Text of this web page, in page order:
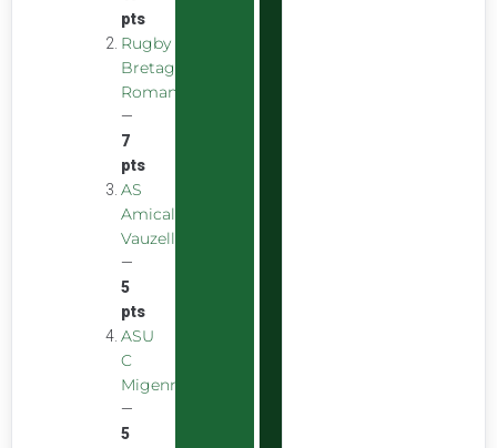
pts
Rugby
Bretagne
Romantique
—
7
pts
AS
Amicale
Vauzelles
—
5
pts
ASU
C
Migennes
—
5